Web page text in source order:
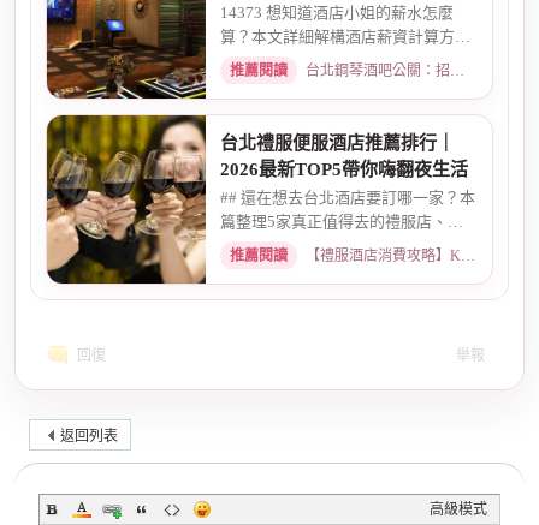
｜2026最新
14373 想知道酒店小姐的薪水怎麼
算？本文詳細解構酒店薪資計算方
式，從「坐檯節數」的基本概念、...
推薦閱讀 台北鋼琴酒吧公關：招募條件與工作環境介紹 · 2026-03-09
台北禮服便服酒店推薦排行｜
2026最新TOP5帶你嗨翻夜生活
## 還在想去台北酒店要訂哪一家？本
篇整理5家真正值得去的禮服店、便
服店，從氣氛、小姐素質、消...
推薦閱讀 【禮服酒店消費攻略】KTV喝酒娛樂、價格試算 · 2026-05-08
回復 舉報
返回列表
高級模式